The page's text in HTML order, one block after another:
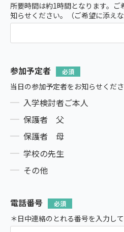
所要時間は約1時間となります。
知らせください。（ご希望に添え
参加予定者
当日の参加予定者をお知らせくださ
入学検討者ご本人
保護者 父
保護者 母
学校の先生
その他
電話番号
＊日中連絡のとれる番号を入力し